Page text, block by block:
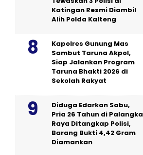
Katingan Resmi Diambil
Alih Polda Kalteng
Kapolres Gunung Mas
Sambut Taruna Akpol,
Siap Jalankan Program
Taruna Bhakti 2026 di
Sekolah Rakyat
Diduga Edarkan Sabu,
Pria 26 Tahun di Palangka
Raya Ditangkap Polisi,
Barang Bukti 4,42 Gram
Diamankan